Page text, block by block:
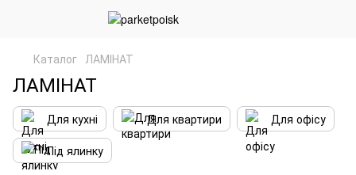
Каталог ЛАМІНАТ
ЛАМІНАТ
Для кухні Для квартири
Для офісу
Під ялинку